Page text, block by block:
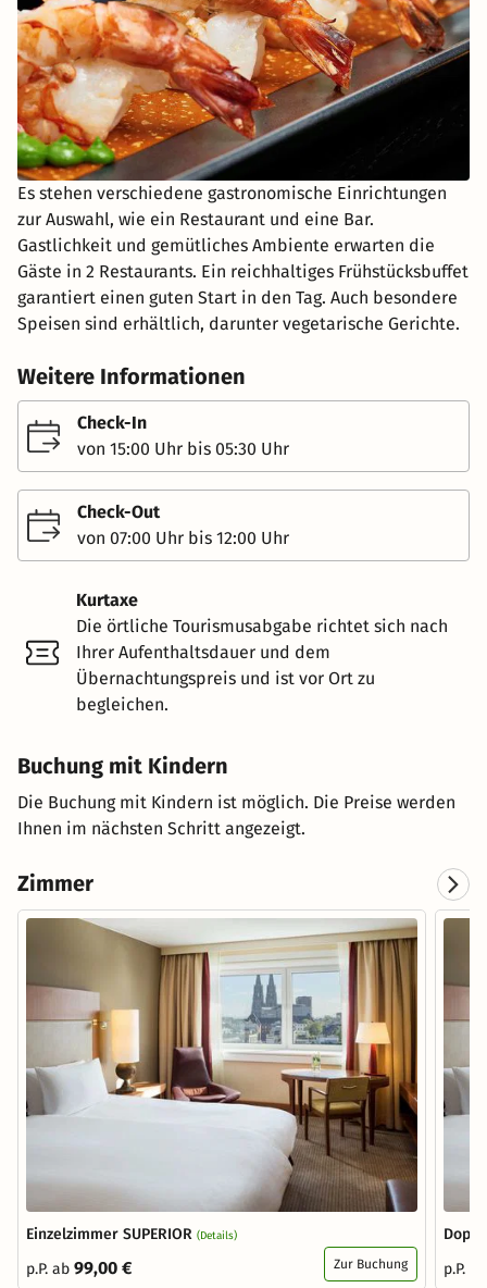
Es stehen verschiedene gastronomische Einrichtungen
zur Auswahl, wie ein Restaurant und eine Bar.
Gastlichkeit und gemütliches Ambiente erwarten die
Gäste in 2 Restaurants. Ein reichhaltiges Frühstücksbuffet
garantiert einen guten Start in den Tag. Auch besondere
Speisen sind erhältlich, darunter vegetarische Gerichte.
Weitere Informationen
Check-In
von 15:00 Uhr bis 05:30 Uhr
Check-Out
von 07:00 Uhr bis 12:00 Uhr
Kurtaxe
Die örtliche Tourismusabgabe richtet sich nach
Ihrer Aufenthaltsdauer und dem
Übernachtungspreis und ist vor Ort zu
begleichen.
Buchung mit Kindern
Die Buchung mit Kindern ist möglich. Die Preise werden
Ihnen im nächsten Schritt angezeigt.
Zimmer
Einzelzimmer SUPERIOR (Details)
p.P. ab 99,00 € Zur Buchung
p.P.